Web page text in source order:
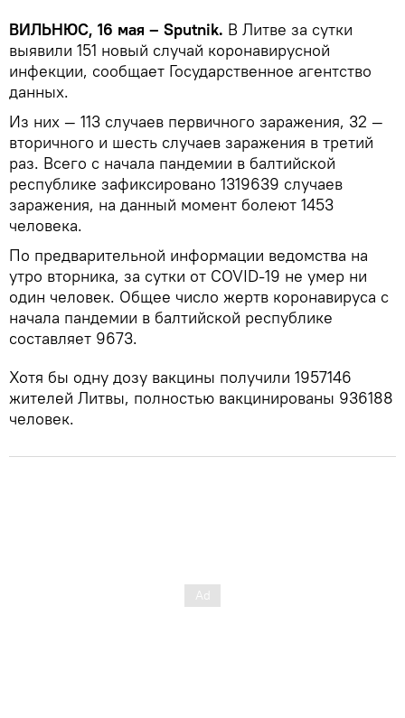
ВИЛЬНЮС, 16 мая – Sputnik. В Литве за сутки
выявили 151 новый случай коронавирусной
инфекции, сообщает Государственное агентство
данных.
Из них — 113 случаев первичного заражения, 32 —
вторичного и шесть случаев заражения в третий
раз. Всего с начала пандемии в балтийской
республике зафиксировано 1319639 случаев
заражения, на данный момент болеют 1453
человека.
По предварительной информации ведомства на
утро вторника, за сутки от COVID-19 не умер ни
один человек. Общее число жертв коронавируса с
начала пандемии в балтийской республике
составляет 9673.
Хотя бы одну дозу вакцины получили 1957146
жителей Литвы, полностью вакцинированы 936188
человек.